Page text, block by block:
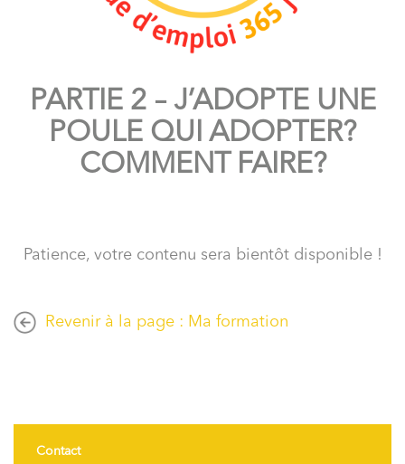
PARTIE 2 – J’ADOPTE UNE
POULE QUI ADOPTER?
COMMENT FAIRE?
Patience, votre contenu sera bientôt disponible !
Revenir à la page : Ma formation
Contact